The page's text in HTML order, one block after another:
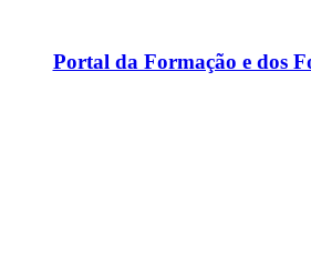
Portal da Formação e dos